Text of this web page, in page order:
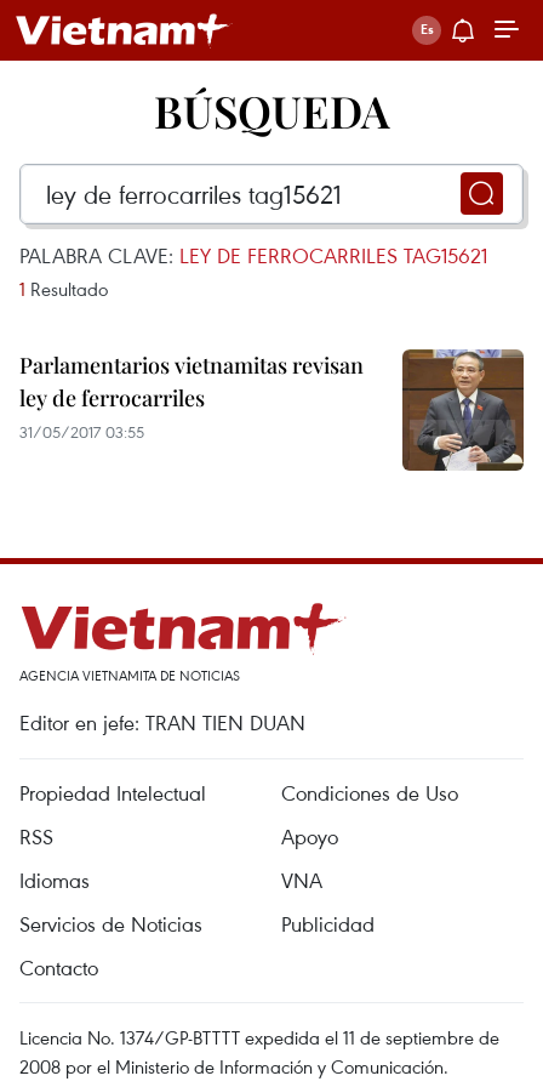
BÚSQUEDA
PALABRA CLAVE: LEY DE FERROCARRILES TAG15621
1 Resultado
Parlamentarios vietnamitas revisan
ley de ferrocarriles
31/05/2017 03:55
AGENCIA VIETNAMITA DE NOTICIAS
Editor en jefe: TRAN TIEN DUAN
Propiedad Intelectual
Condiciones de Uso
RSS
Apoyo
Idiomas
VNA
Servicios de Noticias
Publicidad
Contacto
Licencia No. 1374/GP-BTTTT expedida el 11 de septiembre de
2008 por el Ministerio de Información y Comunicación.